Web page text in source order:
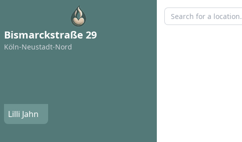
Bismarckstraße 29
Köln-Neustadt-Nord
Lilli Jahn